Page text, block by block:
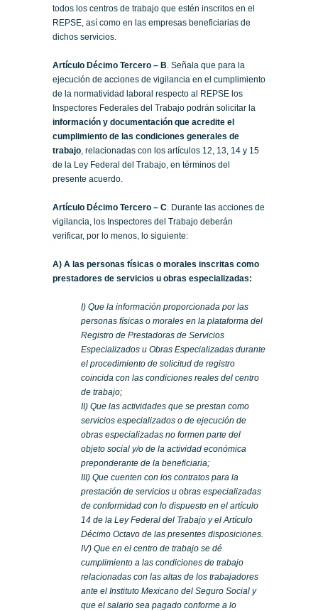
todos los centros de trabajo que estén inscritos en el
REPSE, así como en las empresas beneficiarias de
dichos servicios.
Artículo Décimo Tercero – B . Señala que para la
ejecución de acciones de vigilancia en el cumplimiento
de la normatividad laboral respecto al REPSE los
Inspectores Federales del Trabajo podrán solicitar la
información y documentación que acredite el
cumplimiento de las condiciones generales de
trabajo , relacionadas con los artículos 12, 13, 14 y 15
de la Ley Federal del Trabajo, en términos del
presente acuerdo.
Artículo Décimo Tercero – C . Durante las acciones de
vigilancia, los Inspectores del Trabajo deberán
verificar, por lo menos, lo siguiente:
A) A las personas físicas o morales inscritas como
prestadores de servicios u obras especializadas:
I) Que la información proporcionada por las
personas físicas o morales en la plataforma del
Registro de Prestadoras de Servicios
Especializados u Obras Especializadas durante
el procedimiento de solicitud de registro
coincida con las condiciones reales del centro
de trabajo;
II) Que las actividades que se prestan como
servicios especializados o de ejecución de
obras especializadas no formen parte del
objeto social y/o de la actividad económica
preponderante de la beneficiaria;
III) Que cuenten con los contratos para la
prestación de servicios u obras especializadas
de conformidad con lo dispuesto en el artículo
14 de la Ley Federal del Trabajo y el Artículo
Décimo Octavo de las presentes disposiciones.
IV) Que en el centro de trabajo se dé
cumplimiento a las condiciones de trabajo
relacionadas con las altas de los trabajadores
ante el Instituto Mexicano del Seguro Social y
que el salario sea pagado conforme a lo